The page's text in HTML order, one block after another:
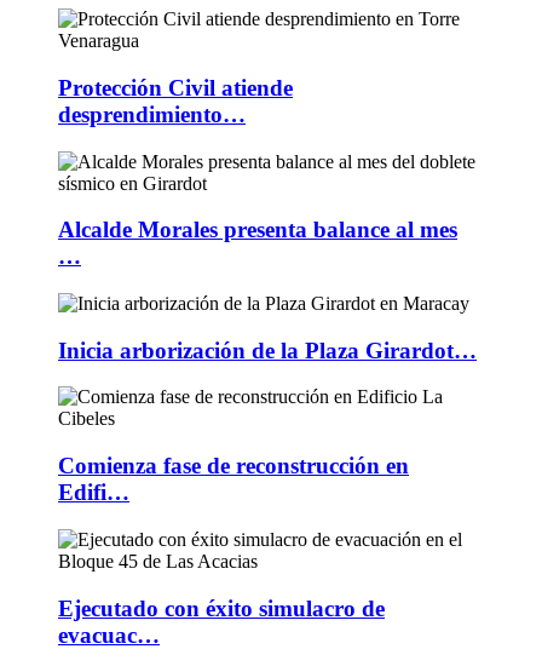
Protección Civil atiende
desprendimiento…
Alcalde Morales presenta balance al mes
…
Inicia arborización de la Plaza Girardot…
Comienza fase de reconstrucción en
Edifi…
Ejecutado con éxito simulacro de
evacuac…